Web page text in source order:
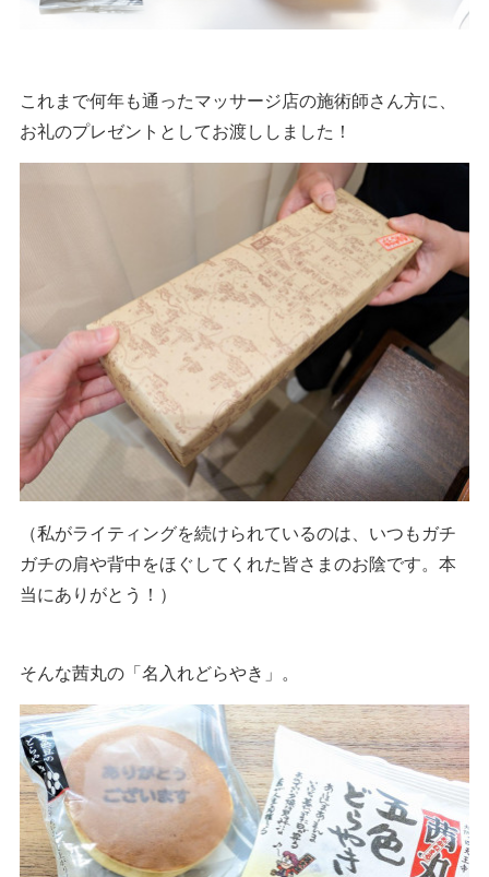
これまで何年も通ったマッサージ店の施術師さん方に、
お礼のプレゼントとしてお渡ししました！
（私がライティングを続けられているのは、いつもガチ
ガチの肩や背中をほぐしてくれた皆さまのお陰です。本
当にありがとう！）
そんな茜丸の「名入れどらやき」。